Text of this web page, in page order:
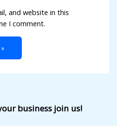
and website in this
I comment.
business join us!